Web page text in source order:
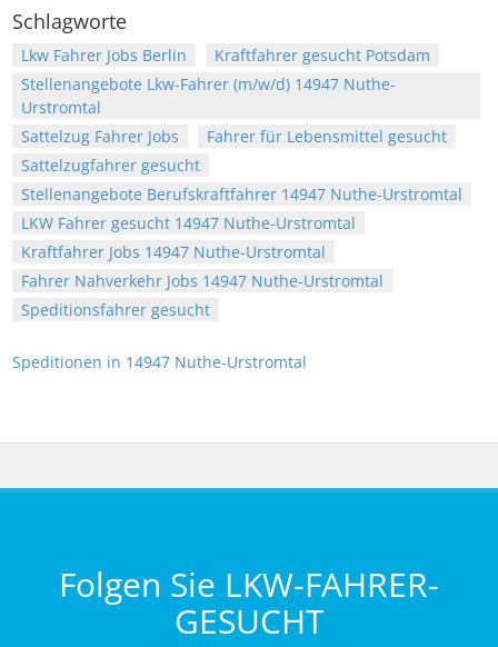
Schlagworte
Lkw Fahrer Jobs Berlin
Kraftfahrer gesucht Potsdam
Stellenangebote Lkw-Fahrer (m/w/d) 14947 Nuthe-
Urstromtal
Sattelzug Fahrer Jobs
Fahrer für Lebensmittel gesucht
Sattelzugfahrer gesucht
Stellenangebote Berufskraftfahrer 14947 Nuthe-Urstromtal
LKW Fahrer gesucht 14947 Nuthe-Urstromtal
Kraftfahrer Jobs 14947 Nuthe-Urstromtal
Fahrer Nahverkehr Jobs 14947 Nuthe-Urstromtal
Speditionsfahrer gesucht
Speditionen in 14947 Nuthe-Urstromtal
Folgen Sie LKW-FAHRER-
GESUCHT